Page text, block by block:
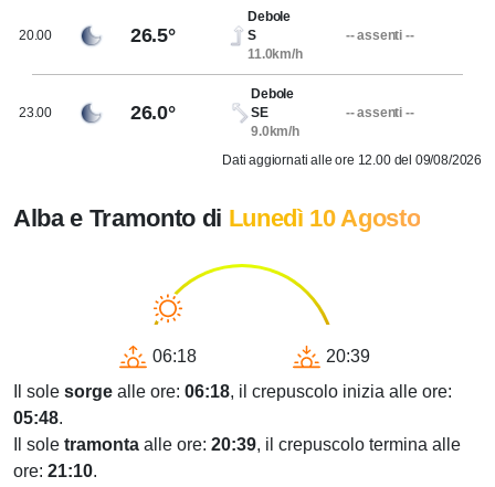
20.00 26.5°
Debole
S
11.0km/h
-- assenti --
23.00 26.0°
Debole
SE
9.0km/h
-- assenti --
Dati aggiornati alle ore 12.00 del 09/08/2026
Alba e Tramonto di Lunedì 10 Agosto
06:18
20:39
Il sole sorge alle ore: 06:18, il crepuscolo inizia alle ore:
05:48.
Il sole tramonta alle ore: 20:39, il crepuscolo termina alle
ore: 21:10.